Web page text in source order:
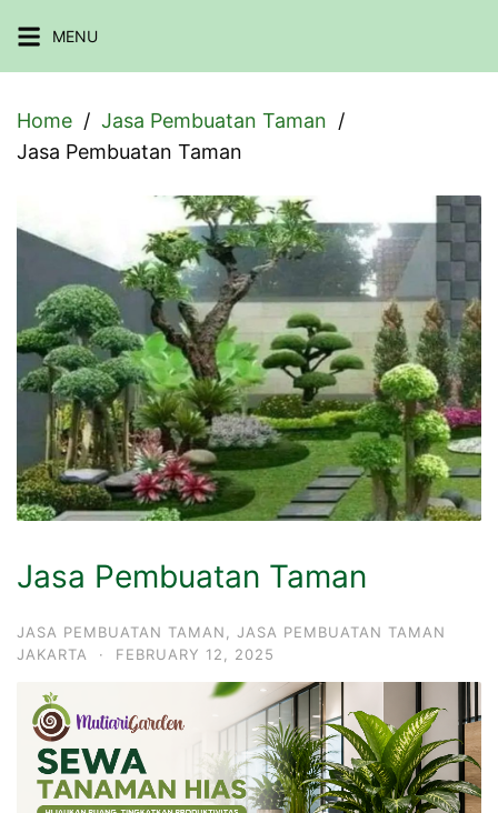
to
MENU
Home
Jasa Pembuatan Taman
Jasa Pembuatan Taman
Jasa Pembuatan Taman
JASA PEMBUATAN TAMAN
JASA PEMBUATAN TAMAN
JAKARTA
· FEBRUARY 12, 2025